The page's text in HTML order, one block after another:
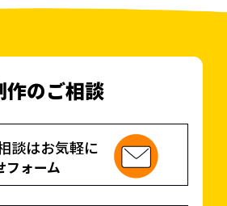
作のご相談
談はお気軽に
フォーム